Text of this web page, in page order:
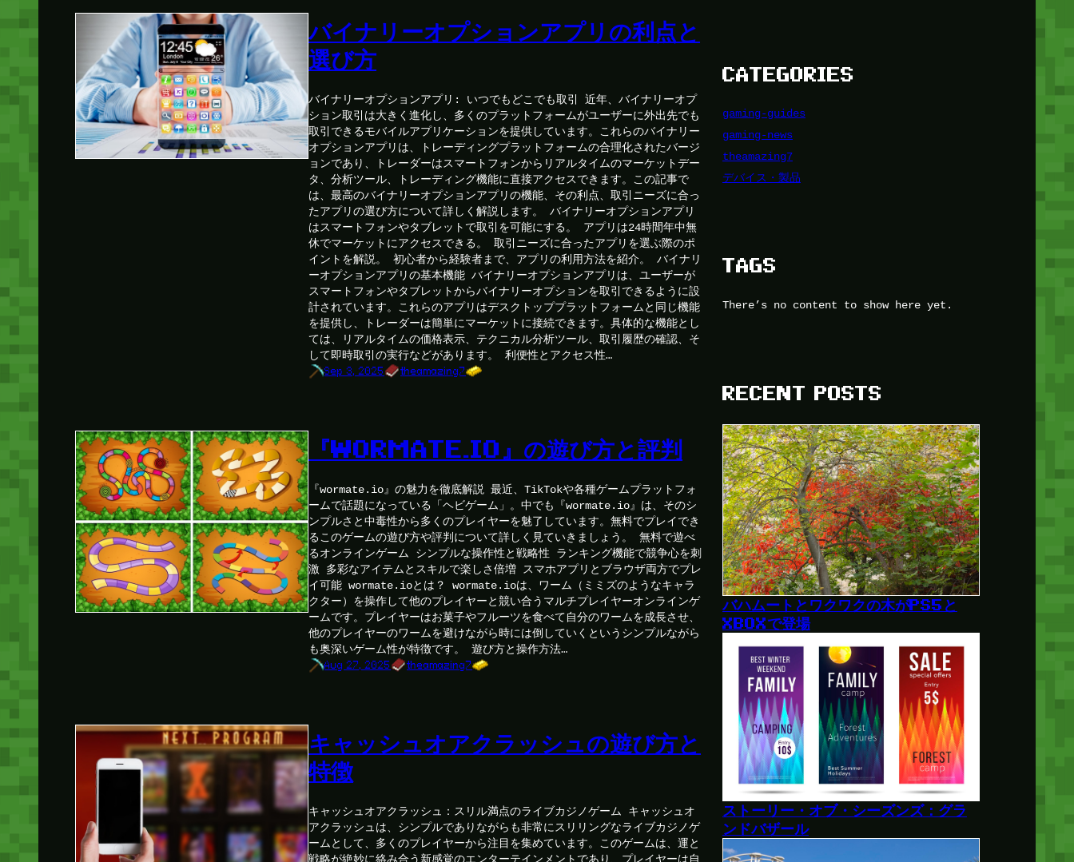
バイナリーオプションアプリの利点と
選び方
バイナリーオプションアプリ: いつでもどこでも取引 近年、バイナリーオプ
ション取引は大きく進化し、多くのプラットフォームがユーザーに外出先でも
取引できるモバイルアプリケーションを提供しています。これらのバイナリー
オプションアプリは、トレーディングプラットフォームの合理化されたバージ
ョンであり、トレーダーはスマートフォンからリアルタイムのマーケットデー
タ、分析ツール、トレーディング機能に直接アクセスできます。この記事で
は、最高のバイナリーオプションアプリの機能、その利点、取引ニーズに合っ
たアプリの選び方について詳しく解説します。 バイナリーオプションアプリ
はスマートフォンやタブレットで取引を可能にする。 アプリは24時間年中無
休でマーケットにアクセスできる。 取引ニーズに合ったアプリを選ぶ際のポ
イントを解説。 初心者から経験者まで、アプリの利用方法を紹介。 バイナリ
ーオプションアプリの基本機能 バイナリーオプションアプリは、ユーザーが
スマートフォンやタブレットからバイナリーオプションを取引できるように設
計されています。これらのアプリはデスクトッププラットフォームと同じ機能
を提供し、トレーダーは簡単にマーケットに接続できます。具体的な機能とし
ては、リアルタイムの価格表示、テクニカル分析ツール、取引履歴の確認、そ
して即時取引の実行などがあります。 利便性とアクセス性…
Sep 3, 2025 theamazing7
『WORMATE.IO』の遊び方と評判
『wormate.io』の魅力を徹底解説 最近、TikTokや各種ゲームプラットフォ
ームで話題になっている「ヘビゲーム」。中でも『wormate.io』は、そのシ
ンプルさと中毒性から多くのプレイヤーを魅了しています。無料でプレイでき
るこのゲームの遊び方や評判について詳しく見ていきましょう。 無料で遊べ
るオンラインゲーム シンプルな操作性と戦略性 ランキング機能で競争心を刺
激 多彩なアイテムとスキルで楽しさ倍増 スマホアプリとブラウザ両方でプレ
イ可能 wormate.ioとは？ wormate.ioは、ワーム（ミミズのようなキャラ
クター）を操作して他のプレイヤーと競い合うマルチプレイヤーオンラインゲ
ームです。プレイヤーはお菓子やフルーツを食べて自分のワームを成長させ、
他のプレイヤーのワームを避けながら時には倒していくというシンプルながら
も奥深いゲーム性が特徴です。 遊び方と操作方法…
Aug 27, 2025 theamazing7
キャッシュオアクラッシュの遊び方と
特徴
キャッシュオアクラッシュ：スリル満点のライブカジノゲーム キャッシュオ
アクラッシュは、シンプルでありながらも非常にスリリングなライブカジノゲ
ームとして、多くのプレイヤーから注目を集めています。このゲームは、運と
戦略が絶妙に絡み合う新感覚のエンターテインメントであり、プレイヤーは自
CATEGORIES
gaming-guides
gaming-news
theamazing7
デバイス・製品
TAGS
There’s no content to show here yet.
RECENT POSTS
バハムートとワクワクの木がPS5と
XBOXで登場
ストーリー・オブ・シーズンズ：グラ
ンドバザール